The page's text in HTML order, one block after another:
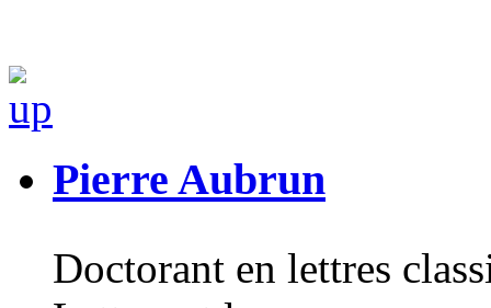
Pierre Aubrun
Doctorant en lettres